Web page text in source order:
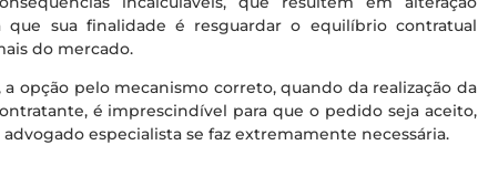
que sua finalidade é resguardar o equilíbrio contratual
do mercado.
opção pelo mecanismo correto, quando da realização da
é imprescindível para que o pedido seja aceito,
especialista se faz extremamente necessária.